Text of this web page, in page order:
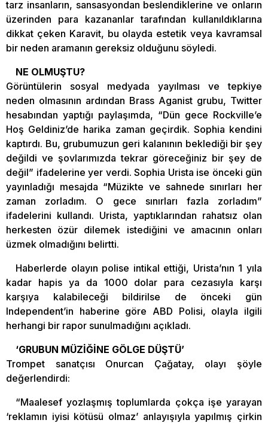
tarz insanların, sansasyondan beslendiklerine ve onların
üzerinden para kazananlar tarafından kullanıldıklarına
dikkat çeken Karavit, bu olayda estetik veya kavramsal
bir neden aramanın gereksiz olduğunu söyledi.
NE OLMUŞTU?
Görüntülerin sosyal medyada yayılması ve tepkiye
neden olmasının ardından Brass Aganist grubu, Twitter
hesabından yaptığı paylaşımda, “Dün gece Rockville’e
Hoş Geldiniz’de harika zaman geçirdik. Sophia kendini
kaptırdı. Bu, grubumuzun geri kalanının beklediği bir şey
değildi ve şovlarımızda tekrar göreceğiniz bir şey de
değil” ifadelerine yer verdi. Sophia Urista ise önceki gün
yayınladığı mesajda “Müzikte ve sahnede sınırları her
zaman zorladım. O gece sınırları fazla zorladım”
ifadelerini kullandı. Urista, yaptıklarından rahatsız olan
herkesten özür dilemek istediğini ve amacının onları
üzmek olmadığını belirtti.
Haberlerde olayın polise intikal ettiği, Urista’nın 1 yıla
kadar hapis ya da 1000 dolar para cezasıyla karşı
karşıya kalabileceği bildirilse de önceki gün
Independent’in haberine göre ABD Polisi, olayla ilgili
herhangi bir rapor sunulmadığını açıkladı.
‘GRUBUN MÜZİĞİNE GÖLGE DÜŞTÜ’
Trompet sanatçısı Onurcan Çağatay, olayı şöyle
değerlendirdi:
“Maalesef yozlaşmış toplumlarda çokça işe yarayan
‘reklamın iyisi kötüsü olmaz’ anlayışıyla yapılmış çirkin